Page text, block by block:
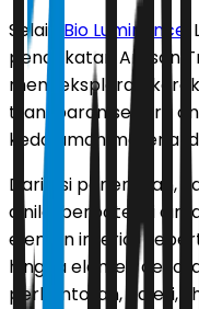
Selain Bio Luminance
pendekatan Artisan
mengeksplorasi
transparan seperti
kedalaman material
Dari sisi penerapan,
dinilai berpotensi
elemen interior
hingga elemen
perkantoran, galeri,